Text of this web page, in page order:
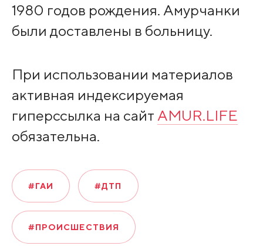
1980 годов рождения. Амурчанки
были доставлены в больницу.
При использовании материалов
активная индексируемая
гиперссылка на сайт AMUR.LIFE
обязательна.
#ГАИ #ДТП
#ПРОИСШЕСТВИЯ